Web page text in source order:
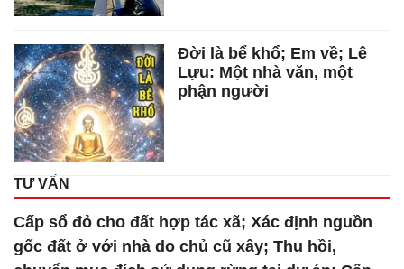
Đời là bể khổ; Em về; Lê
Lựu: Một nhà văn, một
phận người
TƯ VẤN
Cấp sổ đỏ cho đất hợp tác xã; Xác định nguồn
gốc đất ở với nhà do chủ cũ xây; Thu hồi,